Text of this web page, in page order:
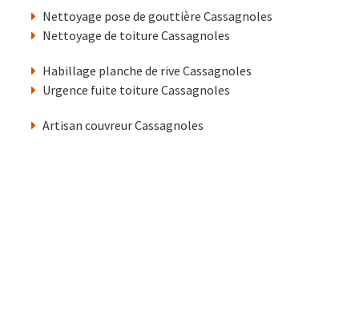
Nettoyage pose de gouttière Cassagnoles
Nettoyage de toiture Cassagnoles
Habillage planche de rive Cassagnoles
Urgence fuite toiture Cassagnoles
Artisan couvreur Cassagnoles